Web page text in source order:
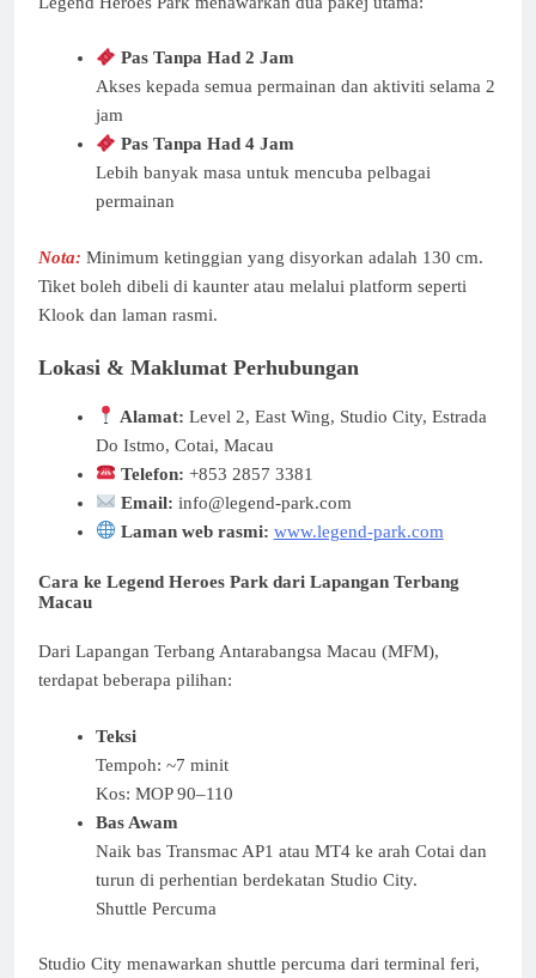
Pas Tanpa Had 2 Jam
Akses kepada semua permainan dan aktiviti selama 2
jam
Pas Tanpa Had 4 Jam
Lebih banyak masa untuk mencuba pelbagai
permainan
Nota: Minimum ketinggian yang disyorkan adalah 130 cm.
Tiket boleh dibeli di kaunter atau melalui platform seperti
Klook dan laman rasmi.
Lokasi & Maklumat Perhubungan
Alamat: Level 2, East Wing, Studio City, Estrada
Do Istmo, Cotai, Macau
Telefon: +853 2857 3381
Email: info@legend-park.com
Laman web rasmi: www.legend-park.com
Cara ke Legend Heroes Park dari Lapangan Terbang
Macau
Dari Lapangan Terbang Antarabangsa Macau (MFM),
terdapat beberapa pilihan:
Teksi
Tempoh: ~7 minit
Kos: MOP 90–110
Bas Awam
Naik bas Transmac AP1 atau MT4 ke arah Cotai dan
turun di perhentian berdekatan Studio City.
Shuttle Percuma
Studio City menawarkan shuttle percuma dari terminal feri,